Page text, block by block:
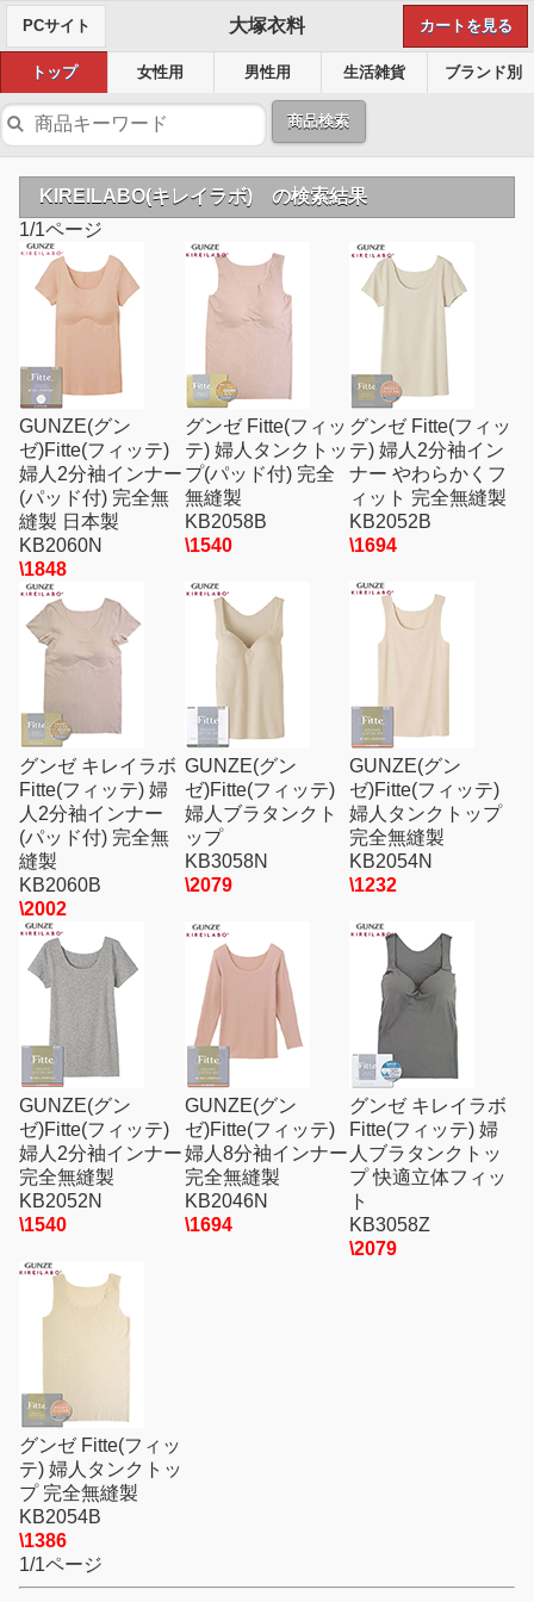
PCサイト 大塚衣料 カートを見る
トップ 女性用 男性用 生活雑貨 ブランド別
商品検索
KIREILABO(キレイラボ) の検索結果
1/1ページ
GUNZE(グン
ゼ)Fitte(フィッテ)
婦人2分袖インナー
(パッド付) 完全無
縫製 日本製
KB2060N
\1848
グンゼ Fitte(フィッ
テ) 婦人タンクトッ
プ(パッド付) 完全
無縫製
KB2058B
\1540
グンゼ Fitte(フィッ
テ) 婦人2分袖イン
ナー やわらかくフ
ィット 完全無縫製
KB2052B
\1694
グンゼ キレイラボ
Fitte(フィッテ) 婦
人2分袖インナー
(パッド付) 完全無
縫製
KB2060B
\2002
GUNZE(グン
ゼ)Fitte(フィッテ)
婦人ブラタンクト
ップ
KB3058N
\2079
GUNZE(グン
ゼ)Fitte(フィッテ)
婦人タンクトップ
完全無縫製
KB2054N
\1232
GUNZE(グン
ゼ)Fitte(フィッテ)
婦人2分袖インナー
完全無縫製
KB2052N
\1540
GUNZE(グン
ゼ)Fitte(フィッテ)
婦人8分袖インナー
完全無縫製
KB2046N
\1694
グンゼ キレイラボ
Fitte(フィッテ) 婦
人ブラタンクトッ
プ 快適立体フィッ
ト
KB3058Z
\2079
グンゼ Fitte(フィッ
テ) 婦人タンクトッ
プ 完全無縫製
KB2054B
\1386
1/1ページ